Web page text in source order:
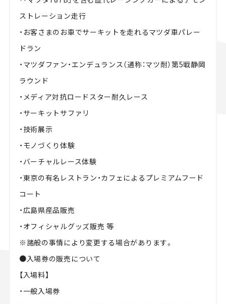
ストレーション走行
・お客さまのお車でサーキットを走れるマツダ車パレー
ドラン
・マツダファン・エンデュランス（通称：マツ耐）第5戦静岡
ラウンド
・メディア対抗ロードスター耐久レース
・サーキットサファリ
・技術展示
・モノづくり体験
・バーチャルレース体験
・東京の有名レストラン・カフェによるプレミアムフード
コート
・広島県産品販売
・オフィシャルグッズ販売 等
※諸般の事情により変更する場合があります。
●入場券の販売について
【入場料】
・一般入場券